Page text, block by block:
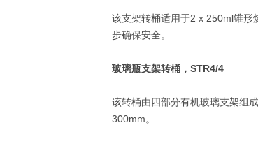
该支架转桶适用于2 x 250ml锥形
步确保安全。
玻璃瓶支架转桶，STR4/4
该转桶由四部分有机玻璃支架组
300mm。